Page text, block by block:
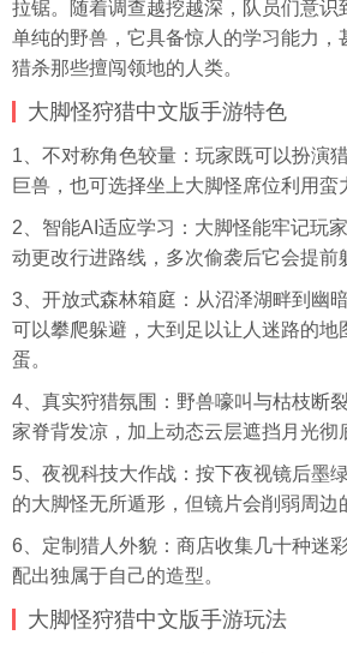
拉锯。随着调查越挖越深，队员们意识
单纯的野兽，它具备惊人的学习能力，
猎杀那些擅闯领地的人类。
大脚怪狩猎中文版手游特色
1、不对称角色较量：玩家既可以扮演
巨兽，也可选择坐上大脚怪席位利用蛮
2、智能AI适应学习：大脚怪能牢记玩
动更改行进路线，多次偷袭后它会提前
3、开放式森林箱庭：从沼泽湖畔到幽
可以攀爬躲避，大到足以让人迷路的地
蛋。
4、真实狩猎氛围：野兽嚎叫与枯枝断
家脊背发凉，加上动态云层遮挡月光彻
5、夜视科技大作战：按下夜视镜后墨
的大脚怪无所遁形，但镜片会削弱周边
6、定制猎人外貌：商店收集几十种迷
配出独属于自己的造型。
大脚怪狩猎中文版手游玩法